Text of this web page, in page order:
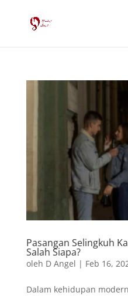
Pasangan Selingkuh
Salah Siapa?
oleh D Angel | Feb 16,
Dalam kehidupan